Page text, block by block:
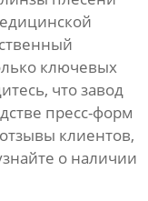
ключевых
что завод
пресс-форм
клиентов,
о наличии